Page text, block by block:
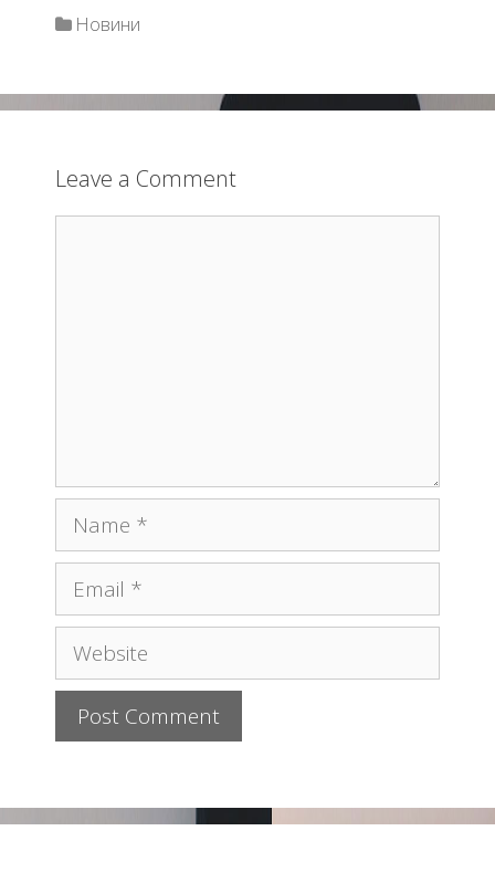
Categories
Новини
Leave a Comment